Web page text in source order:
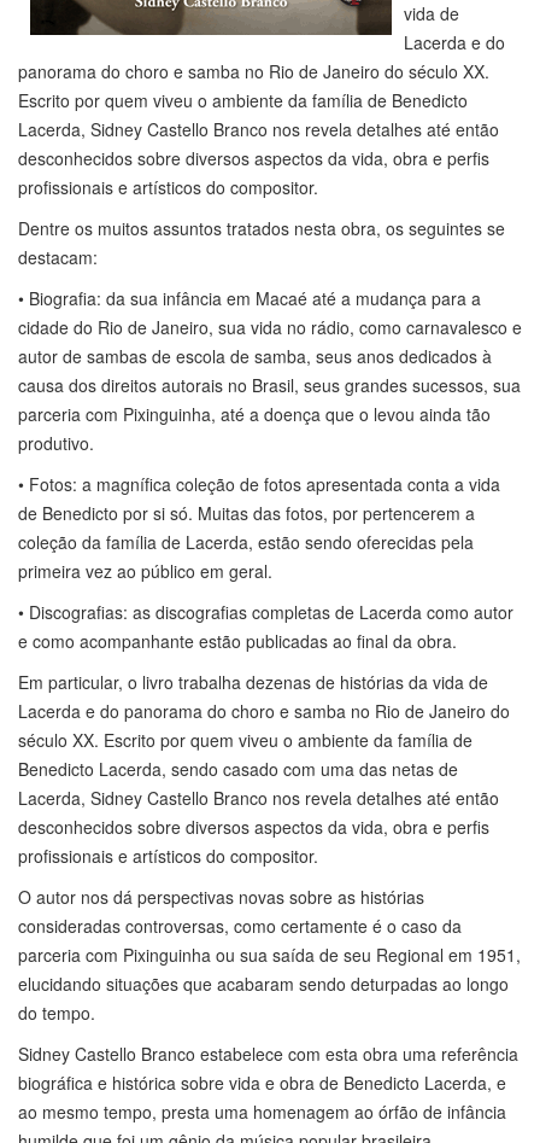
vida de
Lacerda e do
panorama do choro e samba no Rio de Janeiro do século XX.
Escrito por quem viveu o ambiente da família de Benedicto
Lacerda, Sidney Castello Branco nos revela detalhes até então
desconhecidos sobre diversos aspectos da vida, obra e perfis
profissionais e artísticos do compositor.
Dentre os muitos assuntos tratados nesta obra, os seguintes se
destacam:
• Biografia: da sua infância em Macaé até a mudança para a
cidade do Rio de Janeiro, sua vida no rádio, como carnavalesco e
autor de sambas de escola de samba, seus anos dedicados à
causa dos direitos autorais no Brasil, seus grandes sucessos, sua
parceria com Pixinguinha, até a doença que o levou ainda tão
produtivo.
• Fotos: a magnífica coleção de fotos apresentada conta a vida
de Benedicto por si só. Muitas das fotos, por pertencerem a
coleção da família de Lacerda, estão sendo oferecidas pela
primeira vez ao público em geral.
• Discografias: as discografias completas de Lacerda como autor
e como acompanhante estão publicadas ao final da obra.
Em particular, o livro trabalha dezenas de histórias da vida de
Lacerda e do panorama do choro e samba no Rio de Janeiro do
século XX. Escrito por quem viveu o ambiente da família de
Benedicto Lacerda, sendo casado com uma das netas de
Lacerda, Sidney Castello Branco nos revela detalhes até então
desconhecidos sobre diversos aspectos da vida, obra e perfis
profissionais e artísticos do compositor.
O autor nos dá perspectivas novas sobre as histórias
consideradas controversas, como certamente é o caso da
parceria com Pixinguinha ou sua saída de seu Regional em 1951,
elucidando situações que acabaram sendo deturpadas ao longo
do tempo.
Sidney Castello Branco estabelece com esta obra uma referência
biográfica e histórica sobre vida e obra de Benedicto Lacerda, e
ao mesmo tempo, presta uma homenagem ao órfão de infância